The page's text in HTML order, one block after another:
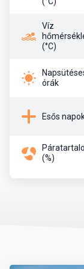
Főváros
Törökország
ülésezik a
alapítója, Mustafa
mauzóleumban.
Pénznem,
Víz
(°C)
órák
Esős
(%)